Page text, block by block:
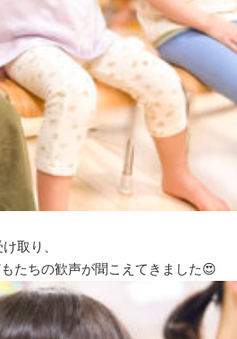
取り、
たちの歓声が聞こえてきました😍